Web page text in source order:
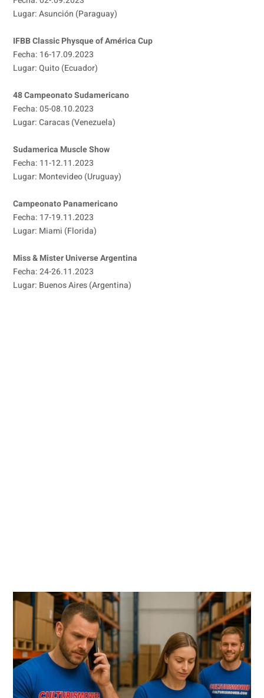
Lugar: Asunción (Paraguay)
IFBB Classic Physque of América Cup
Fecha: 16-17.09.2023
Lugar: Quito (Ecuador)
48 Campeonato Sudamericano
Fecha: 05-08.10.2023
Lugar: Caracas (Venezuela)
Sudamerica Muscle Show
Fecha: 11-12.11.2023
Lugar: Montevideo (Uruguay)
Campeonato Panamericano
Fecha: 17-19.11.2023
Lugar: Miami (Florida)
Miss & Mister Universe Argentina
Fecha: 24-26.11.2023
Lugar: Buenos Aires (Argentina)